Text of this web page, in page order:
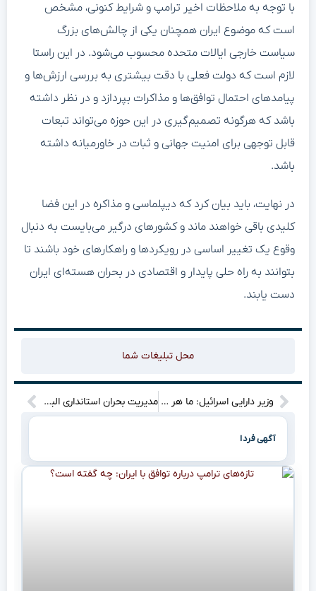
با توجه به ملاحظات اخیر ترامپ و شرایط کنونی، مشخص
است که موضوع ایران همچنان یکی از چالش‌های بزرگ
سیاست خارجی ایالات متحده محسوب می‌شود. در این راستا
لازم است که دولت فعلی با دقت بیشتری به بررسی ارزش‌ها و
پیامدهای احتمال توافق‌ها و مذاکرات بپردازد و در نظر داشته
باشد که هرگونه تصمیم‌گیری در این حوزه می‌تواند تبعات
قابل توجهی برای امنیت جهانی و ثبات در خاورمیانه داشته
باشد.
در نهایت، باید بیان کرد که دیپلماسی و مذاکره در این فضا
کلیدی باقی خواهند ماند و کشورهای درگیر می‌بایست به دنبال
وقوع یک تغییر اساسی در رویکردها و راهکارهای خود باشند تا
بتوانند به راه حلی پایدار و اقتصادی در بحران هسته‌ای ایران
دست یابند.
محل تبلیغات شما
وزیر دارایی اسرائیل: ما هر کاری کنیم تا برنامه هسته‌ای ایران را متوقف کنیم! مدیریت بحران استانداری البرز: آتش‌سوزی در نزدیکی نیروگاه منتظر قائم کرج و شایعات بی‌پایه در فضای مجازی! آیا واقعا این آتش‌سوزی تهدیدی برای نیروگاه بود؟ بیایید حقیقت را با هم کشف کنیم. زمین‌لرزه‌ای با شدت ۴ ریشتر هم بدون خسارت همراه بود. مدیرعامل نیروگاه از وضعیت ایمن خبر می‌دهد. برای جزئیات بیشتر و اطلاع از واقعیت‌ها، این مقاله را از دست ندهید!
آگهی فردا